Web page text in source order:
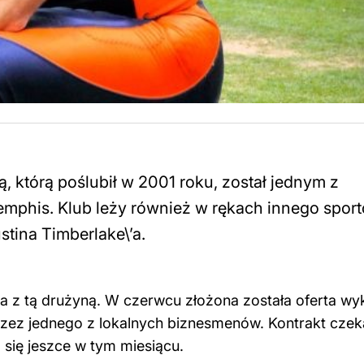
poślubił w 2001 roku, został jednym z
Klub leży również w rękach innego
Timberlake\’a.
tą drużyną. W czerwcu złożona została oferta
jednego z lokalnych biznesmenów. Kontrakt
jeszce w tym miesiącu.